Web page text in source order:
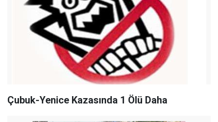
Çubuk-Yenice Kazasında 1 Ölü Daha